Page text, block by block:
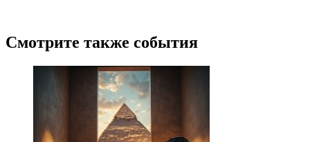
Смотрите также события